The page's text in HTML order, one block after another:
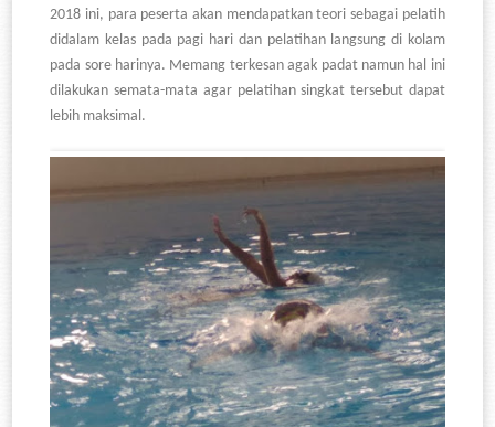
2018 ini, para peserta akan mendapatkan teori sebagai pelatih
didalam kelas pada pagi hari dan pelatihan langsung di kolam
pada sore harinya. Memang terkesan agak padat namun hal ini
dilakukan semata-mata agar pelatihan singkat tersebut dapat
lebih maksimal.